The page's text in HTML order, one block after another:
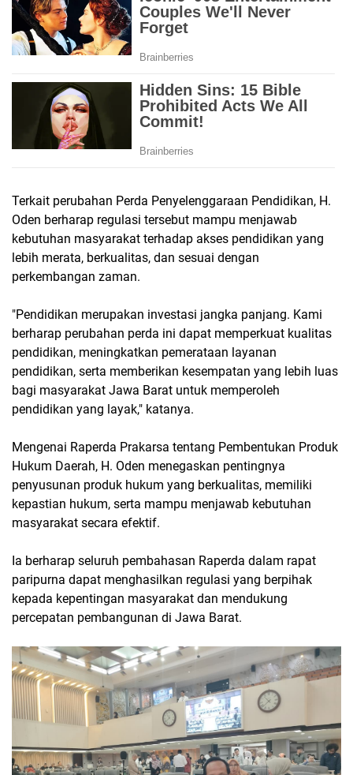
Terkait perubahan Perda Penyelenggaraan Pendidikan, H.
Oden berharap regulasi tersebut mampu menjawab
kebutuhan masyarakat terhadap akses pendidikan yang
lebih merata, berkualitas, dan sesuai dengan
perkembangan zaman.
"Pendidikan merupakan investasi jangka panjang. Kami
berharap perubahan perda ini dapat memperkuat kualitas
pendidikan, meningkatkan pemerataan layanan
pendidikan, serta memberikan kesempatan yang lebih luas
bagi masyarakat Jawa Barat untuk memperoleh
pendidikan yang layak," katanya.
Mengenai Raperda Prakarsa tentang Pembentukan Produk
Hukum Daerah, H. Oden menegaskan pentingnya
penyusunan produk hukum yang berkualitas, memiliki
kepastian hukum, serta mampu menjawab kebutuhan
masyarakat secara efektif.
Ia berharap seluruh pembahasan Raperda dalam rapat
paripurna dapat menghasilkan regulasi yang berpihak
kepada kepentingan masyarakat dan mendukung
percepatan pembangunan di Jawa Barat.